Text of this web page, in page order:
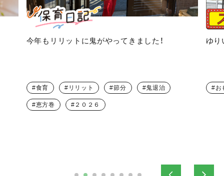
今年もリリットに鬼がやってきました！
食育 リリット 節分 鬼退治
恵方巻 ２０２６
ゆ
お